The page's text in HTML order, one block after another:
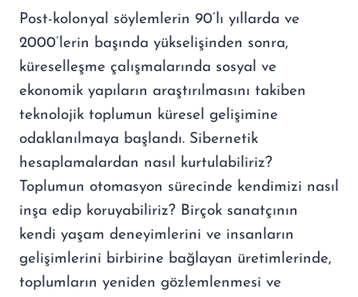
Post-kolonyal söylemlerin 90’lı yıllarda ve
2000’lerin başında yükselişinden sonra,
küreselleşme çalışmalarında sosyal ve
ekonomik yapıların araştırılmasını takiben
teknolojik toplumun küresel gelişimine
odaklanılmaya başlandı. Sibernetik
hesaplamalardan nasıl kurtulabiliriz?
Toplumun otomasyon sürecinde kendimizi nasıl
inşa edip koruyabiliriz? Birçok sanatçının
kendi yaşam deneyimlerini ve insanların
gelişimlerini birbirine bağlayan üretimlerinde,
toplumların yeniden gözlemlenmesi ve